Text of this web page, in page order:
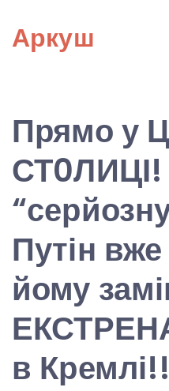
content
Аркуш
Прямо у
СТ0ЛИЦІ!
Путін
йому
в Кремлі!!